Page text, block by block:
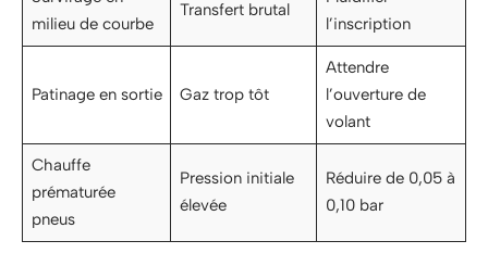
milieu de courbe
Transfert brutal
l’inscription
Patinage en sortie Gaz trop tôt
Attendre
l’ouverture de
volant
Chauffe
prématurée
pneus
Pression initiale
élevée
Réduire de 0,05 à
0,10 bar